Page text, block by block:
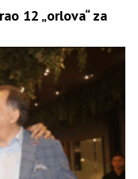
12 „orlova“ za